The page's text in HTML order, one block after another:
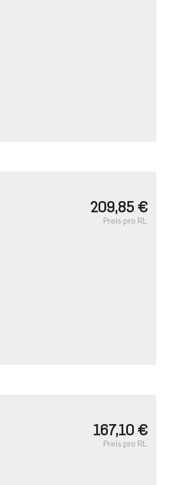
209,85 €
Preis pro RL
167,10 €
Preis pro RL